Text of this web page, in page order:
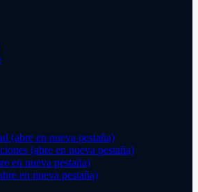
(abre en nueva pestaña)
(abre en nueva pestaña)
en nueva pestaña)
en nueva pestaña)